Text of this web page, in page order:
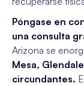
Póngase en
una consulta
Arizona se
Mesa,
circundantes.